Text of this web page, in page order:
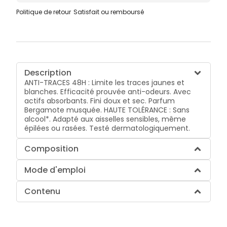
Politique de retour Satisfait ou remboursé
Description
ANTI-TRACES 48H : Limite les traces jaunes et
blanches. Efficacité prouvée anti-odeurs. Avec
actifs absorbants. Fini doux et sec. Parfum
Bergamote musquée. HAUTE TOLÉRANCE : Sans
alcool*. Adapté aux aisselles sensibles, même
épilées ou rasées. Testé dermatologiquement.
Composition
Mode d'emploi
Contenu